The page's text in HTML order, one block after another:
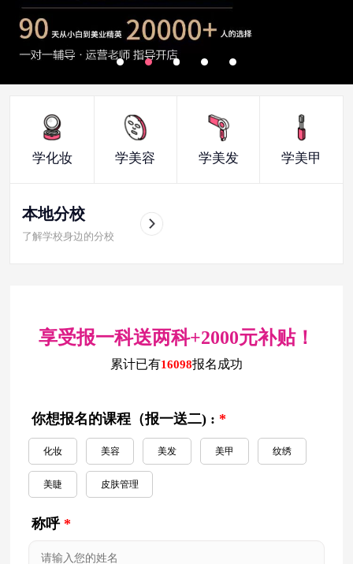
学化妆 学美容 学美发 学美甲
本地分校
了解学校身边的分校
享受报一科送两科+2000元补贴！
累计已有16098报名成功
你想报名的课程（报一送二) : *
化妆 美容 美发 美甲 纹绣
美睫 皮肤管理
称呼 *